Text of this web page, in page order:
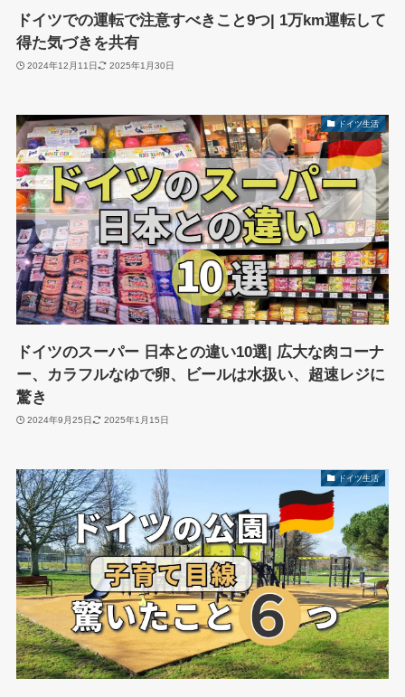
ドイツでの運転で注意すべきこと9つ| 1万km運転して
得た気づきを共有
2024年12月11日 2025年1月30日
ドイツ生活
ドイツのスーパー 日本との違い10選| 広大な肉コーナ
ー、カラフルなゆで卵、ビールは水扱い、超速レジに
驚き
2024年9月25日 2025年1月15日
ドイツ生活